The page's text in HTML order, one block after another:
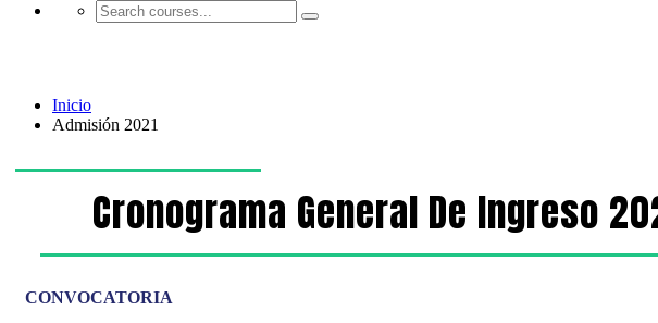
Inicio
Admisión 2021
Cronograma General De Ingreso
CONVOCATORIA